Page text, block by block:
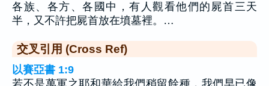
各族、各方、各國中，有人觀看他們的屍首三天
半，又不許把屍首放在墳墓裡。…
交叉引用 (Cross Ref)
以賽亞書 1:9
若不是萬軍之耶和華給我們稍留餘種，我們早已像